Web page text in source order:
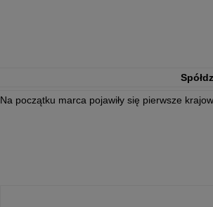
Na początku marca pojawiły się pierwsze